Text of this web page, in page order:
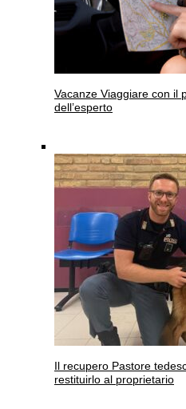
Vacanze Viaggiare con il
dell’esperto
Il recupero Pastore
restituirlo al proprietario